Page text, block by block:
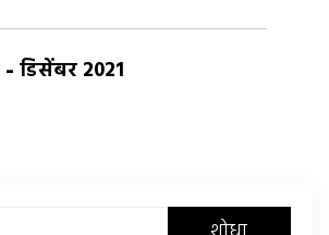
- डिसेंबर 2021